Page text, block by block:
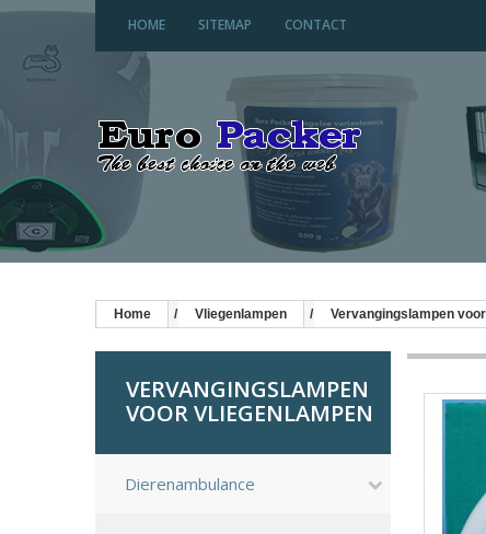
HOME SITEMAP CONTACT
Home Vliegenlampen Vervangingslampen
VERVANGINGSLAMPEN
VOOR VLIEGENLAMPEN
Dierenambulance